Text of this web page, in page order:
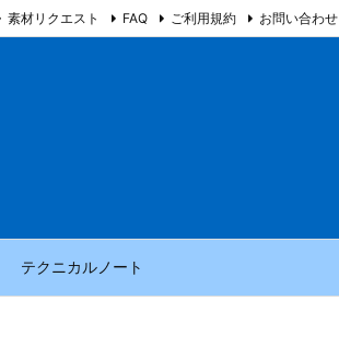
テクニカルノート
素材リクエスト FAQ ご利用規約 お問い合わせ